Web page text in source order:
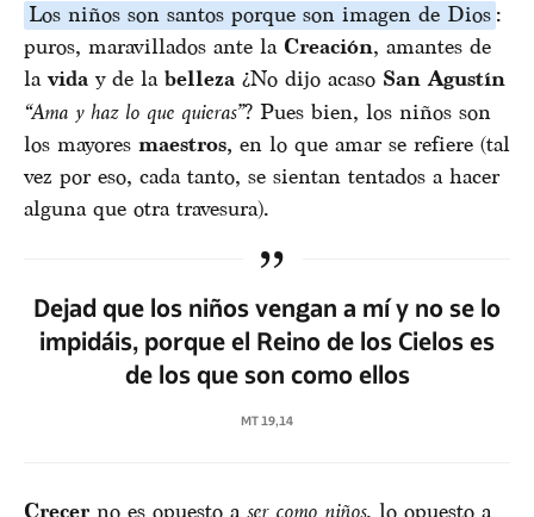
Los niños son santos porque son imagen de Dios :
puros, maravillados ante la Creación, amantes de
lavida y de la belleza ¿No dijo acaso San Agustín
“Ama y haz lo que quieras”? Pues bien, los niños son
los mayores maestros, en lo que amar se refiere (tal
vez por eso, cada tanto, se sientan tentados a hacer
alguna que otra travesura).
Dejad que los niños vengan a mí y no se lo
impidáis, porque el Reino de los Cielos es
de los que son como ellos
MT 19,14
ser como niños